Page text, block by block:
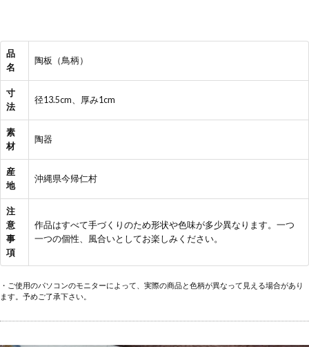
品
名
陶板（鳥柄）
寸
法
径13.5cm、厚み1cm
素
材
陶器
産
地
沖縄県今帰仁村
注
意
事
項
作品はすべて手づくりのため形状や色味が多少異なります。一つ
一つの個性、風合いとしてお楽しみください。
・ご使用のパソコンのモニターによって、実際の商品と色柄が異なって見える場合があり
ます。予めご了承下さい。